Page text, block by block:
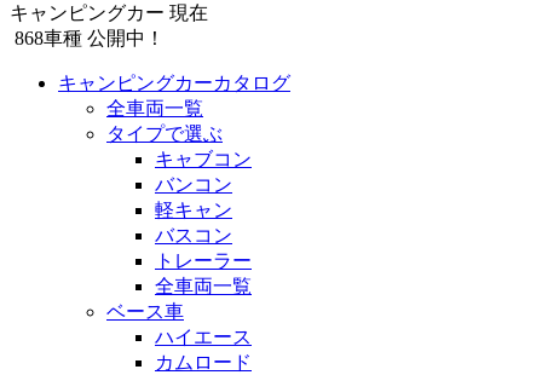
キャンピングカー 現在
868車種 公開中！
キャンピングカーカタログ
全車両一覧
タイプで選ぶ
キャブコン
バンコン
軽キャン
バスコン
トレーラー
全車両一覧
ベース車
ハイエース
カムロード